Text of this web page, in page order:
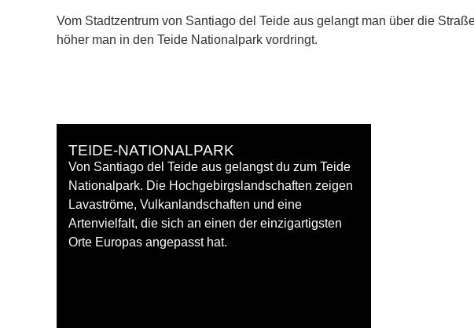
Vom Stadtzentrum von Santiago del Teide aus gelangt man über die
höher man in den Teide Nationalpark vordringt.
TEIDE-NATIONALPARK
Von Santiago del Teide aus gelangst du zum Teide
Nationalpark. Die Hochgebirgslandschaften zeigen
Lavaströme, Vulkanlandschaften und eine
Artenvielfalt, die sich an einen der einzigartigsten
Orte Europas angepasst hat.